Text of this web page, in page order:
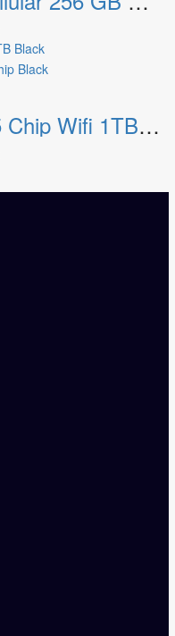
Apple iPad Pro 11″ M5 Chip Wifi 1TB Black